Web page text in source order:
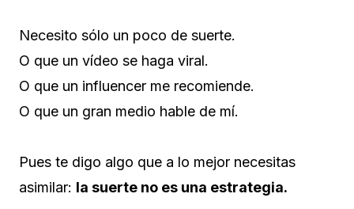
Necesito sólo un poco de suerte.
O que un vídeo se haga viral.
O que un influencer me recomiende.
O que un gran medio hable de mí.
Pues te digo algo que a lo mejor necesitas
asimilar: la suerte no es una estrategia.